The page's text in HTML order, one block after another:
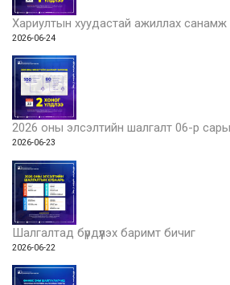
Хариултын хуудастай ажиллах санамж
2026-06-24
2026 оны элсэлтийн шалгалт 06-р
2026-06-23
Шалгалтад бүрдүүлэх баримт бичиг
2026-06-22